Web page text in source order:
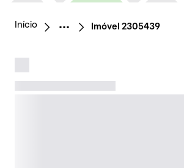
Início Imóvel 2305439